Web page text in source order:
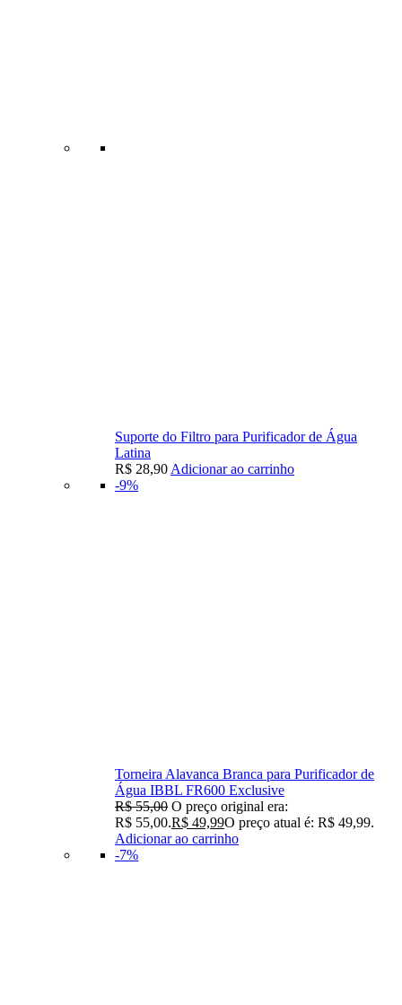
Suporte do Filtro para Purificador de Água
Latina
R$ 28,90 Adicionar ao carrinho
-9%
Torneira Alavanca Branca para Purificador de
Água IBBL FR600 Exclusive
R$55,00 O preço original era:
R$ 55,00.R$ 49,99O preço atual é: R$ 49,99.
Adicionar ao carrinho
-7%